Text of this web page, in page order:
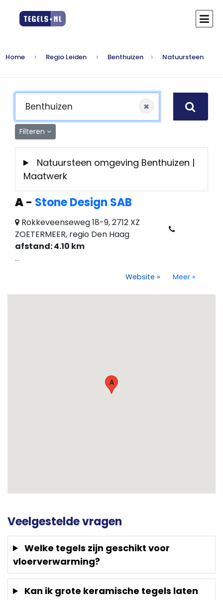
Home Regio Leiden Benthuizen Natuursteen
×
Filteren
Natuursteen omgeving Benthuizen |
Maatwerk
A- Stone Design SAB
Rokkeveenseweg 18-9, 2712 XZ
ZOETERMEER, regio Den Haag
afstand: 4.10 km
...
Website » Meer »
A
Veelgestelde vragen
Welke tegels zijn geschikt voor
vloerverwarming?
Kan ik grote keramische tegels laten